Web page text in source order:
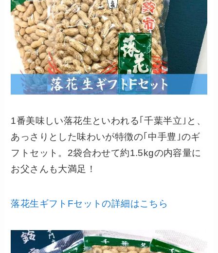
1番美味しい落花生といわれる｢千葉半立｣と、
あっさりとした味わいが特徴の｢中手豊｣のギ
フトセット。2袋合わせて約1.5kgの内容量に
お父さんも大満足！
落花生ギフトFセットの詳細はこちら